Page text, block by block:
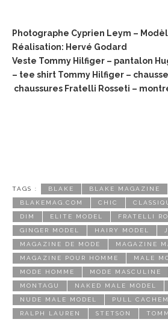
Photographe Cyprien Leym –
Réalisation: Hervé Godard
Veste Tommy Hilfiger – pantalon
– tee shirt Tommy Hilfiger –
chaussures Fratelli Rosseti –
TAGS : BLAKE BLAKE MAGAZINE
BLAKEMAG.COM CHIC
DIM ELITE MODEL FRATELLI
GINGER MODEL HAIRY MODEL
MAGAZINE DE MODE MAGAZINE
MAGAZINE POUR HOMME MALE
MODE HOMME MODE MASCULINE
MONTAGU NAKED MALE MODEL
NUDE MALE MODEL PULL
RALPH LAUREN STETSON